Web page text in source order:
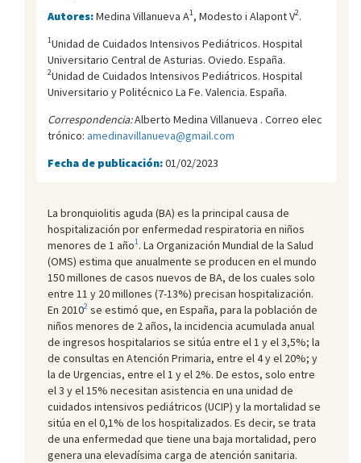
Autores:Medina Villanueva A1, Modesto i Alapont V2.
1Unidad de Cuidados Intensivos Pediátricos. Hospital
Universitario Central de Asturias. Oviedo. España.
2Unidad de Cuidados Intensivos Pediátricos. Hospital
Universitario y Politécnico La Fe. Valencia. España.
Correspondencia:Alberto Medina Villanueva . Correo elec
trónico: amedinavillanueva@gmail.com
Fecha de publicación:01/02/2023
La bronquiolitis aguda (BA) es la principal causa de
hospitalización por enfermedad respiratoria en niños
menores de 1 año1. La Organización Mundial de la Salud
(OMS) estima que anualmente se producen en el mundo
150 millones de casos nuevos de BA, de los cuales solo
entre 11 y 20 millones (7-13%) precisan hospitalización.
En 20102 se estimó que, en España, para la población de
niños menores de 2 años, la incidencia acumulada anual
de ingresos hospitalarios se sitúa entre el 1 y el 3,5%; la
de consultas en Atención Primaria, entre el 4 y el 20%; y
la de Urgencias, entre el 1 y el 2%. De estos, solo entre
el 3 y el 15% necesitan asistencia en una unidad de
cuidados intensivos pediátricos (UCIP) y la mortalidad se
sitúa en el 0,1% de los hospitalizados. Es decir, se trata
de una enfermedad que tiene una baja mortalidad, pero
genera una elevadísima carga de atención sanitaria.